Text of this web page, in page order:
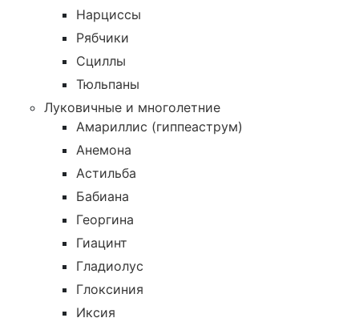
Нарциссы
Рябчики
Сциллы
Тюльпаны
Луковичные и многолетние
Амариллис (гиппеаструм)
Анемона
Астильба
Бабиана
Георгина
Гиацинт
Гладиолус
Глоксиния
Иксия